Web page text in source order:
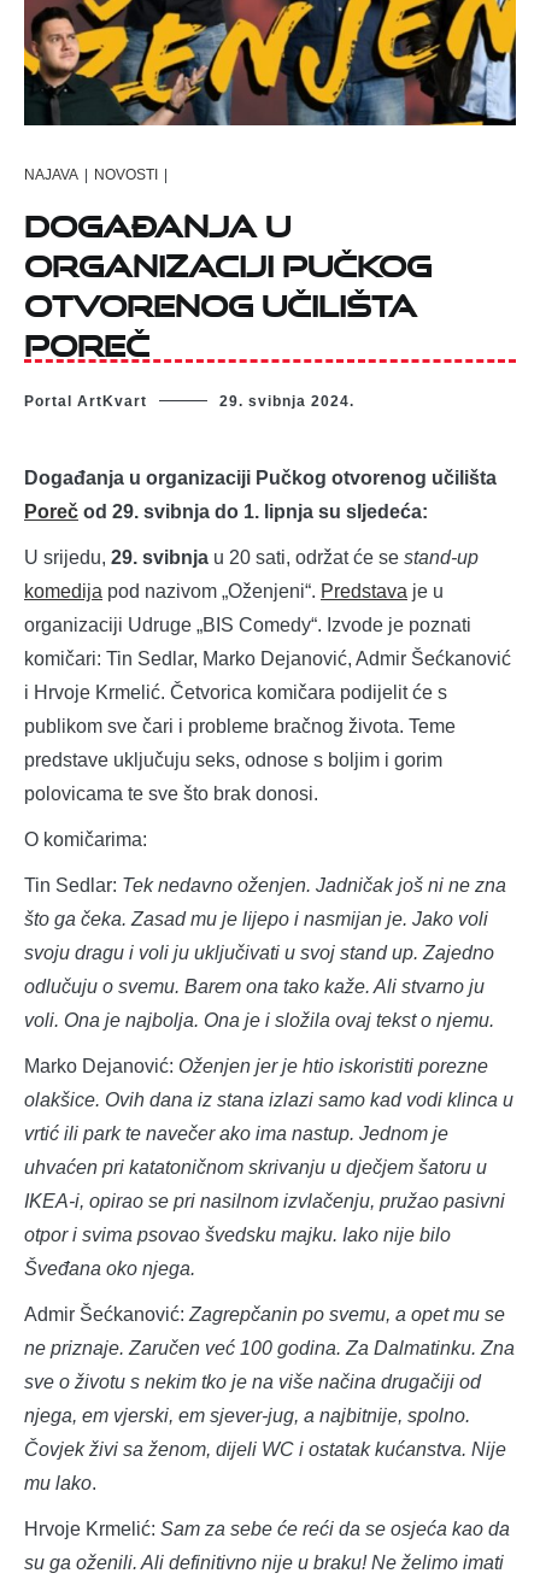
NAJAVA | NOVOSTI |
Događanja u
organizaciji Pučkog
otvorenog učilišta
Poreč
Portal ArtKvart 29. svibnja 2024.
Događanja u organizaciji Pučkog otvorenog učilišta
Poreč od 29. svibnja do 1. lipnja su sljedeća:
U srijedu, 29. svibnja u 20 sati, održat će se stand-up
komedija pod nazivom „Oženjeni“. Predstava je u
organizaciji Udruge „BIS Comedy“. Izvode je poznati
komičari: Tin Sedlar, Marko Dejanović, Admir Šećkanović
i Hrvoje Krmelić. Četvorica komičara podijelit će s
publikom sve čari i probleme bračnog života. Teme
predstave uključuju seks, odnose s boljim i gorim
polovicama te sve što brak donosi.
O komičarima:
Tin Sedlar: Tek nedavno oženjen. Jadničak još ni ne zna
što ga čeka. Zasad mu je lijepo i nasmijan je. Jako voli
svoju dragu i voli ju uključivati u svoj stand up. Zajedno
odlučuju o svemu. Barem ona tako kaže. Ali stvarno ju
voli. Ona je najbolja. Ona je i složila ovaj tekst o njemu.
Marko Dejanović: Oženjen jer je htio iskoristiti porezne
olakšice. Ovih dana iz stana izlazi samo kad vodi klinca u
vrtić ili park te navečer ako ima nastup. Jednom je
uhvaćen pri katatoničnom skrivanju u dječjem šatoru u
IKEA-i, opirao se pri nasilnom izvlačenju, pružao pasivni
otpor i svima psovao švedsku majku. Iako nije bilo
Šveđana oko njega.
Admir Šećkanović: Zagrepčanin po svemu, a opet mu se
ne priznaje. Zaručen već 100 godina. Za Dalmatinku. Zna
sve o životu s nekim tko je na više načina drugačiji od
njega, em vjerski, em sjever-jug, a najbitnije, spolno.
Čovjek živi sa ženom, dijeli WC i ostatak kućanstva. Nije
mu lako.
Hrvoje Krmelić: Sam za sebe će reći da se osjeća kao da
su ga oženili. Ali definitivno nije u braku! Ne želimo imati